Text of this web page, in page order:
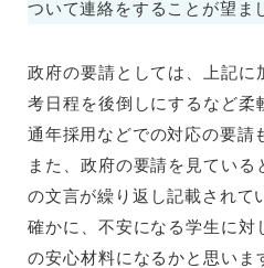
ついて連絡をすることが望ま
政府の要請としては、上記に
考日程を後倒しにするなど柔
通年採用などでの対応の要請
また、政府の要請を見ている
の文言が繰り返し記載されて
確かに、不安になる学生に対
の安心材料になるかと思いま